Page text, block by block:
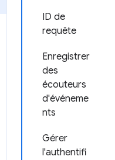
ID de
requête
Enregistrer
des
écouteurs
d'événeme
nts
Gérer
l'authentifi